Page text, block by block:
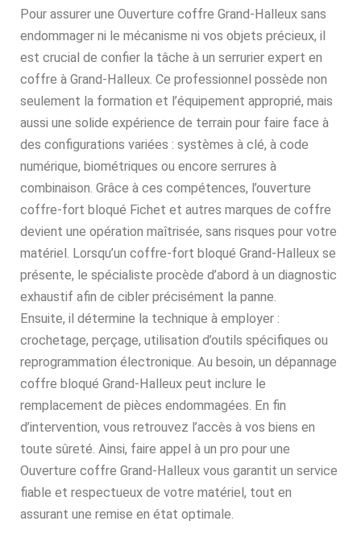
Pour assurer une Ouverture coffre Grand-Halleux sans
endommager ni le mécanisme ni vos objets précieux, il
est crucial de confier la tâche à un serrurier expert en
coffre à Grand-Halleux. Ce professionnel possède non
seulement la formation et l’équipement approprié, mais
aussi une solide expérience de terrain pour faire face à
des configurations variées : systèmes à clé, à code
numérique, biométriques ou encore serrures à
combinaison. Grâce à ces compétences, l’ouverture
coffre-fort bloqué Fichet et autres marques de coffre
devient une opération maîtrisée, sans risques pour votre
matériel. Lorsqu’un coffre-fort bloqué Grand-Halleux se
présente, le spécialiste procède d’abord à un diagnostic
exhaustif afin de cibler précisément la panne.
Ensuite, il détermine la technique à employer :
crochetage, perçage, utilisation d’outils spécifiques ou
reprogrammation électronique. Au besoin, un dépannage
coffre bloqué Grand-Halleux peut inclure le
remplacement de pièces endommagées. En fin
d’intervention, vous retrouvez l’accès à vos biens en
toute sûreté. Ainsi, faire appel à un pro pour une
Ouverture coffre Grand-Halleux vous garantit un service
fiable et respectueux de votre matériel, tout en
assurant une remise en état optimale.